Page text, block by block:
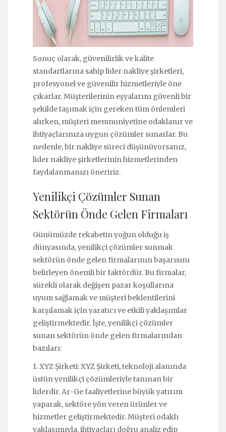
Sonuç olarak, güvenilirlik ve kalite
standartlarına sahip lider nakliye şirketleri,
profesyonel ve güvenilir hizmetleriyle öne
çıkarlar. Müşterilerinin eşyalarını güvenli bir
şekilde taşımak için gereken tüm önlemleri
alırken, müşteri memnuniyetine odaklanır ve
ihtiyaçlarınıza uygun çözümler sunarlar. Bu
nedenle, bir nakliye süreci düşünüyorsanız,
lider nakliye şirketlerinin hizmetlerinden
faydalanmanızı öneririz.
Yenilikçi Çözümler Sunan
Sektörün Önde Gelen Firmaları
Günümüzde rekabetin yoğun olduğu iş
dünyasında, yenilikçi çözümler sunmak
sektörün önde gelen firmalarının başarısını
belirleyen önemli bir faktördür. Bu firmalar,
sürekli olarak değişen pazar koşullarına
uyum sağlamak ve müşteri beklentilerini
karşılamak için yaratıcı ve etkili yaklaşımlar
geliştirmektedir. İşte, yenilikçi çözümler
sunan sektörün önde gelen firmalarından
bazıları:
1. XYZ Şirketi: XYZ Şirketi, teknoloji alanında
üstün yenilikçi çözümleriyle tanınan bir
liderdir. Ar-Ge faaliyetlerine büyük yatırım
yaparak, sektöre yön veren ürünler ve
hizmetler geliştirmektedir. Müşteri odaklı
yaklaşımıyla, ihtiyaçları doğru analiz edip